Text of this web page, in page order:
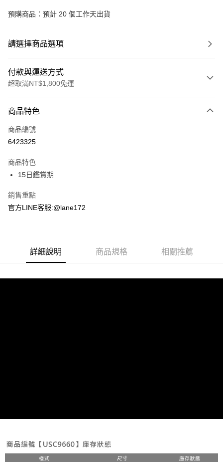
預購商品：預計 20 個工作天出貨
請選擇商品選項
付款與運送方式
超取滿NT$1,800免運
信用卡一次付款
超商取貨付款
Apple Pay
街口支付
悠遊付
運送方式
商品特色
商品編號
6423325
商品特色
15日鑑賞期
銷售重點
官方LINE客服:@lane172
詳細說明 商品規格 相關推薦